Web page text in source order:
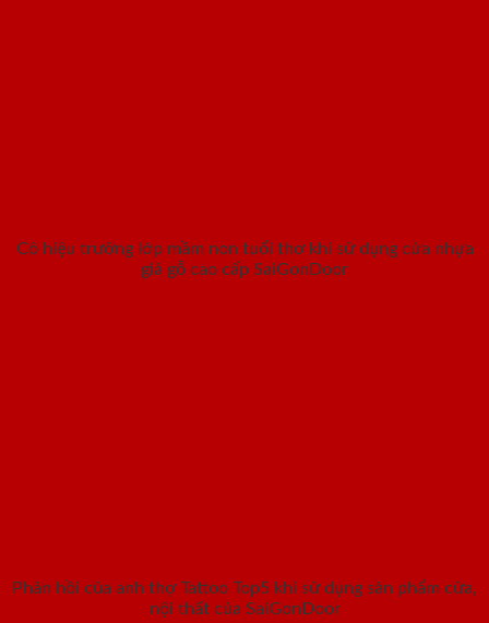
Cô hiệu trưởng lớp mầm non tuổi thơ khi sử dụng cửa nhựa
giả gỗ cao cấp SaiGonDoor
Phản hồi của anh thợ Tattoo Top5 khi sử dụng sản phẩm cửa,
nội thất của SaiGonDoor